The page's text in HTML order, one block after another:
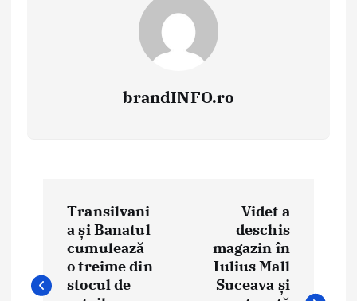
brandINFO.ro
i
Transilvani
a și Banatul
cumulează
o treime din
stocul de
Videt a
deschis
magazin în
Iulius Mall
Suceava și